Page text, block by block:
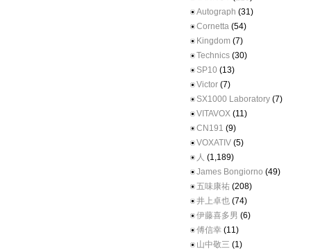
Autograph (31)
Cornetta (54)
Kingdom (7)
Technics (30)
SP10 (13)
Victor (7)
SX1000 Laboratory (7)
VITAVOX (11)
CN191 (9)
VOXATIV (5)
人 (1,189)
James Bongiorno (49)
五味康祐 (208)
井上卓也 (74)
伊藤喜多男 (6)
傅信幸 (11)
山中敬三 (1)